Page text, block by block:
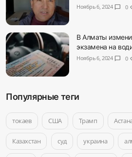
Ноябрь 6, 2024 chat_bubble 0
В Алматы
экзамена на
Ноябрь 6, 2024 chat_bubble 0
Популярные теги
токаев США Трамп
Казахстан суд украина